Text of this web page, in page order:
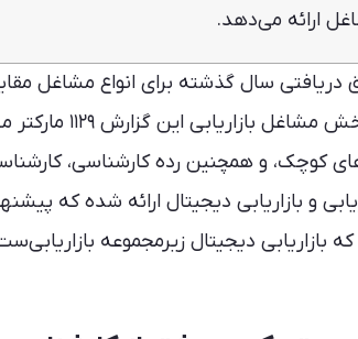
سال گذشته برای انواع مشاغل
به بخش بازاریابی آن خواهیم پرداخت. در بخش
کوچک، و همچنین رده کارشناسی،
و بازاریابی دیجیتال ارائه شده که
بازاریابی دیجیتال زیرمجموعه